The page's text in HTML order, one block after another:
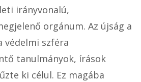
irányvonalú,
orgánum. Az újság a
védelmi szféra
tanulmányok, írások
ki célul. Ez magába